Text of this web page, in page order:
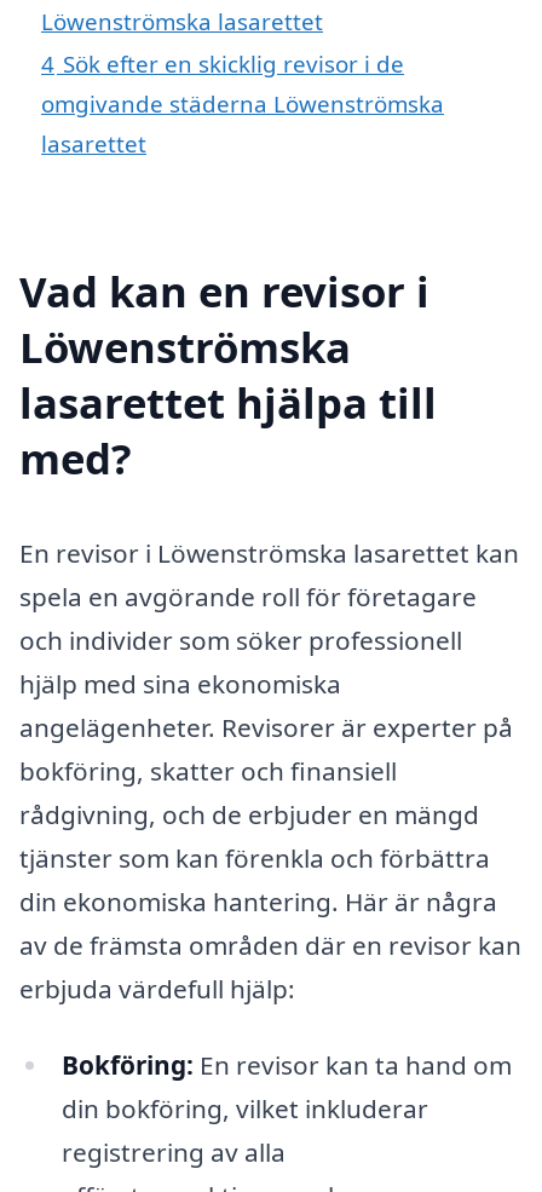
Löwenströmska lasarettet
4 Sök efter en skicklig revisor i de
omgivande städerna Löwenströmska
lasarettet
Vad kan en revisor i
Löwenströmska
lasarettet hjälpa till
med?
En revisor i Löwenströmska lasarettet kan
spela en avgörande roll för företagare
och individer som söker professionell
hjälp med sina ekonomiska
angelägenheter. Revisorer är experter på
bokföring, skatter och finansiell
rådgivning, och de erbjuder en mängd
tjänster som kan förenkla och förbättra
din ekonomiska hantering. Här är några
av de främsta områden där en revisor kan
erbjuda värdefull hjälp:
Bokföring: En revisor kan ta hand om
din bokföring, vilket inkluderar
registrering av alla